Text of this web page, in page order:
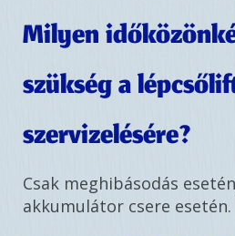
Milyen
szükség a
szervizelésére?
Csak meghibásodás
akkumulátor csere esetén.